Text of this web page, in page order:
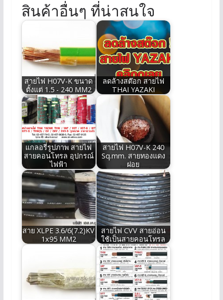
สินค้าอื่นๆ ที่น่าสนใจ
สายไฟ H07V-K ขนาด
ตั้งแต่ 1.5 - 240 MM2
ลดล้างสต๊อก สายไฟ
THAI YAZAKI
แกลอรี่รูปภาพ สายไฟ
สายคอนโทรล อุปกรณ์
ไฟฟ้า
สายไฟ H07V-K 240
Sq.mm. สายทองแดง
ฝอย
สาย XLPE 3.6/6(7.2)KV
1x95 MM2
สายไฟ CVV สายอ่อน
ใช้เป็นสายคอนโทรล